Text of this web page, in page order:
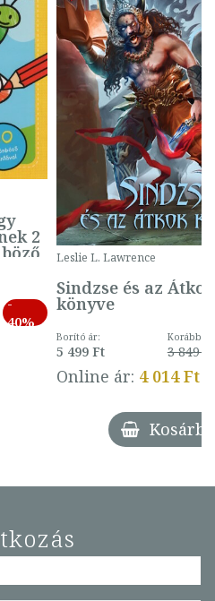
2
-
40%
Leslie L. Lawrence
Sindzse és az Átkok
könyve
Borító ár:
5 499 Ft
Korábbi
3 849 Ft
Online ár: 4 014 Ft
Kosárba